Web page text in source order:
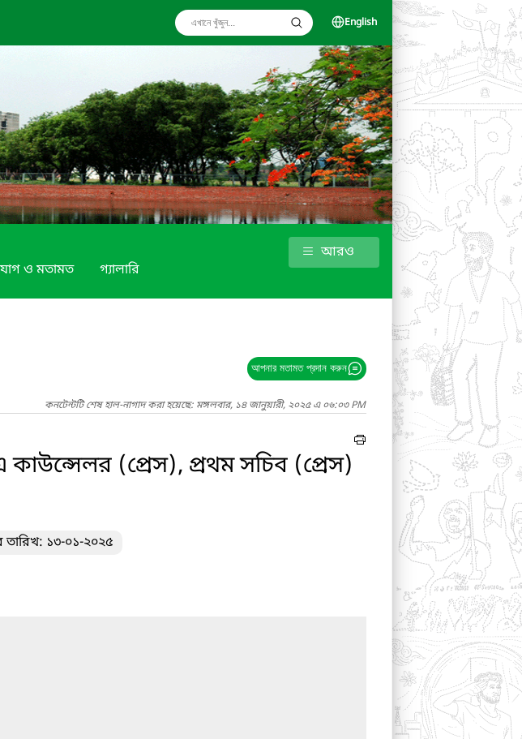
English
ও মতামত গ্যালারি
আরও
আপনার মতামত প্রদান করুন
কনটেন্টটি শেষ হাল-নাগাদ করা হয়েছে: মঙ্গলবার, ১৪ জানুয়ারী, ২০২৫ এ ০৬:০৩ PM
কাউন্সেলর (প্রেস), প্রথম সচিব (প্রেস)
তারিখ: ১৩-০১-২০২৫